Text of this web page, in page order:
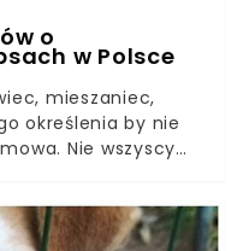
o
w Polsce
mieszaniec,
określenia by nie
Nie wszyscy
5 mitów, które